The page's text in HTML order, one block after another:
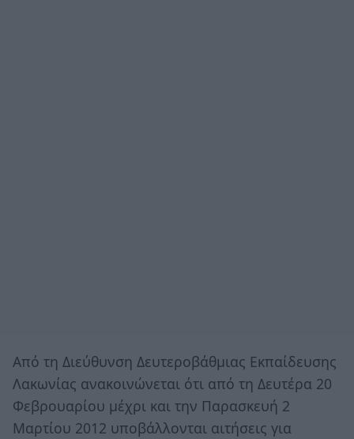
Από τη Διεύθυνση Δευτεροβάθμιας Εκπαίδευσης
Λακωνίας ανακοινώνεται ότι από τη Δευτέρα 20
Φεβρουαρίου μέχρι και την Παρασκευή 2
Μαρτίου 2012 υποβάλλονται αιτήσεις για